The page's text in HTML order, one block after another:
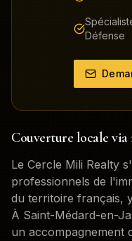
Défense
Couverture locale
Le Cercle Mili Realty
professionnels de
du territoire français,
À Saint-Médard-en-
un accompagnement